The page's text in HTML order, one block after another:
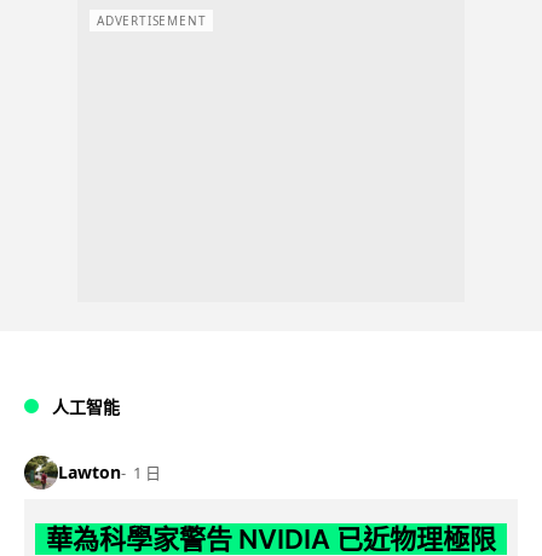
ADVERTISEMENT
人工智能
Lawton 1 日
華為科學家警告 NVIDIA 已近物理極限